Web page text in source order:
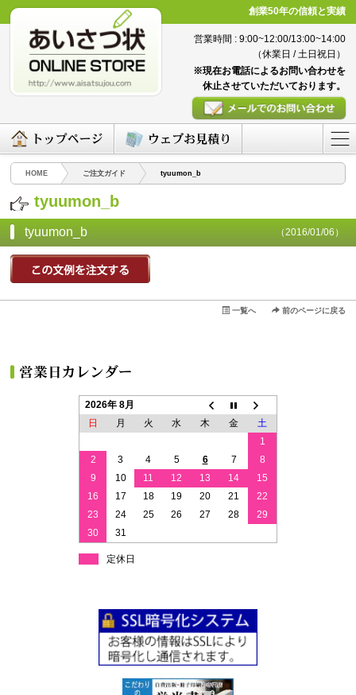
創業50年の信頼と実績
営業時間 : 9:00~12:00/13:00~14:00
（休業日 / 土日祝日）
※現在お電話によるお問い合わせを
休止させていただいております。
HOME ご注文ガイド tyuumon_b
tyuumon_b
tyuumon_b （2016/01/06）
一覧へ 前のページに戻る
2026年 8月
日
月 火 水 木 金
土
1
2
3 4 5 6 7
8
9
10 11 12 13 14
15
16
17 18 19 20 21
22
23
24 25 26 27 28
29
30
31
定休日